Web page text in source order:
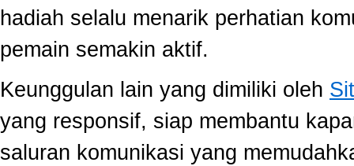
hadiah selalu menarik perhatian
pemain semakin aktif.
Keunggulan lain yang dimiliki oleh
yang responsif, siap membantu
saluran komunikasi yang